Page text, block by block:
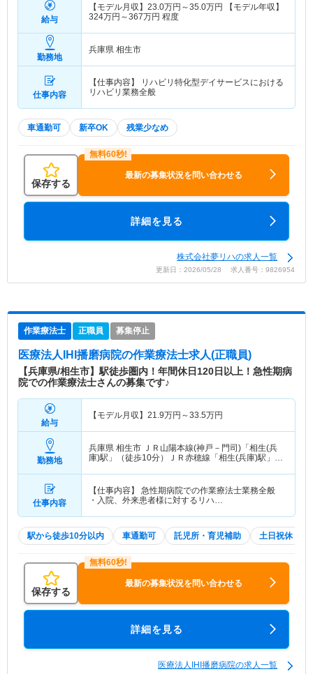
給与
【モデル月収】 23.0万円～35.0万円
【モデル年収】
324万円～367万円 程度
勤務地
兵庫県 相生市
仕事内容
【仕事内容】 リハビリ特化型デイサービスにおける
リハビリ業務全般
車通勤可 新卒OK 残業少なめ
保存する
最新の募集状況を問い合わせる
詳細を見る
株式会社夢リハの求人一覧
更新日：2026/05/28 求人番号：9826954
作業療法士 正職員 募集停止
医療法人IHI播磨病院の作業療法士求人(正職員)
【兵庫県/相生市】駅徒歩圏内！年間休日120日以上！急性期病
院での作業療法士さんの募集です♪
給与
【モデル月収】 21.9万円～33.5万円
勤務地
兵庫県 相生市 ＪＲ山陽本線(神戸－門司)「相生(兵
庫)駅」（徒歩10分）ＪＲ赤穂線「相生(兵庫)駅」
仕事内容
【仕事内容】 急性期病院での作業療法士業務全般
・入院、外来患者様に対するリハ…
駅から徒歩10分以内 車通勤可 託児所・育児補助 土日祝休
保存する
最新の募集状況を問い合わせる
詳細を見る
医療法人IHI播磨病院の求人一覧